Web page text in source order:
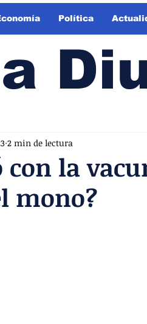
Política
con la
mono?
2 min de lectura